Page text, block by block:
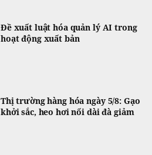
Đề xuất luật hóa quản lý AI trong
hoạt động xuất bản
Thị trường hàng hóa ngày 5/8: Gạo
khởi sắc, heo hơi nối dài đà giảm